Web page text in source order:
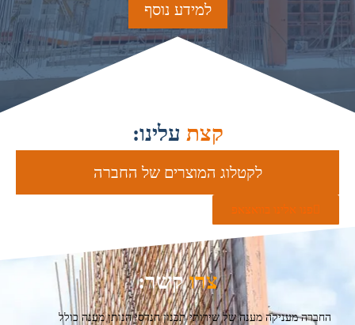
למידע נוסף
קצת עלינו:
לקטלוג המוצרים של החברה
פנו אלינו בוואצאפ
צרוקשר:
החברה מעניקה מענה של שירותי תכנון הנדסי הנותן מענה כולל